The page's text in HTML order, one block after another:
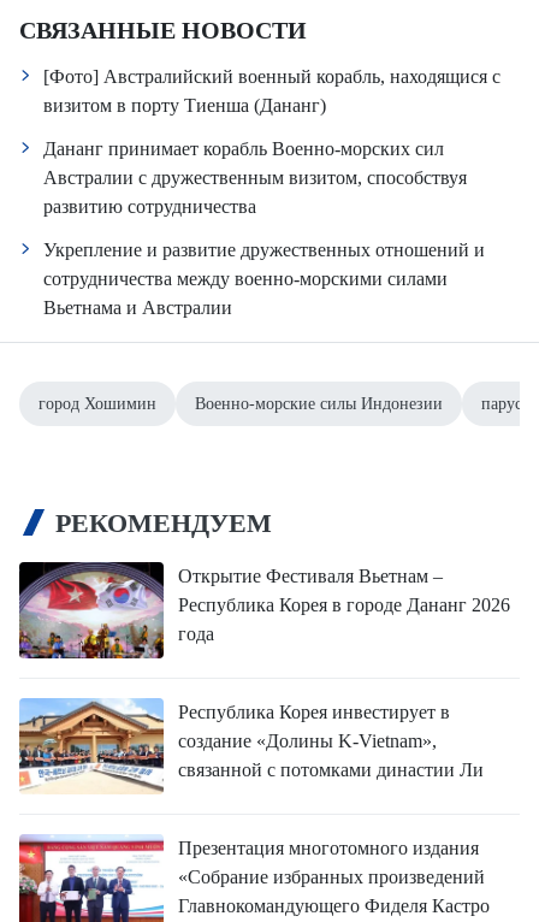
СВЯЗАННЫЕ НОВОСТИ
[Фото] Австралийский военный корабль, находящися с
визитом в порту Тиенша (Дананг)
Дананг принимает корабль Военно-морских сил
Австралии с дружественным визитом, способствуя
развитию сотрудничества
Укрепление и развитие дружественных отношений и
сотрудничества между военно-морскими силами
Вьетнама и Австралии
город Хошимин Военно-морские силы Индонезии
РЕКОМЕНДУЕМ
Открытие Фестиваля Вьетнам –
Республика Корея в городе Дананг 2026
года
Республика Корея инвестирует в
создание «Долины K-Vietnam»,
связанной с потомками династии Ли
Презентация многотомного издания
«Собрание избранных произведений
Главнокомандующего Фиделя Кастро